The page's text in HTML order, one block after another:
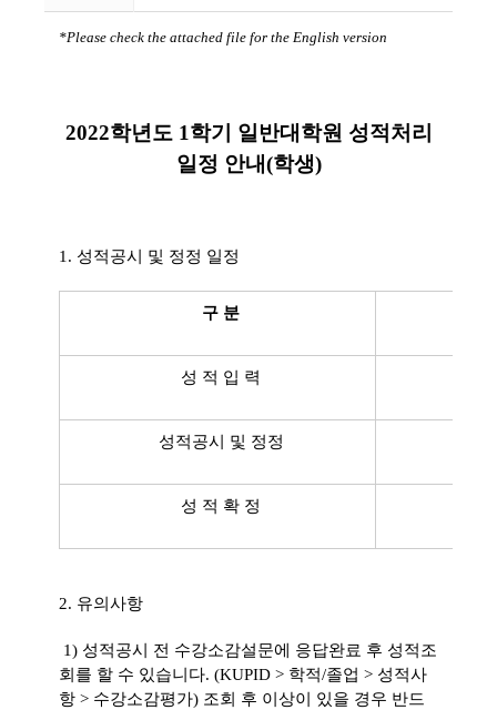
*Please check the attached file for the English version
2022학년도 1학기 일반대학원 성적처리
일정 안내(학생)
1. 성적공시 및 정정 일정
구 분
성 적 입 력
성적공시 및 정정
성 적 확 정
2. 유의사항
1) 성적공시 전 수강소감설문에 응답완료 후 성적조
회를 할 수 있습니다. (KUPID > 학적/졸업 > 성적사
항 > 수강소감평가) 조회 후 이상이 있을 경우 반드